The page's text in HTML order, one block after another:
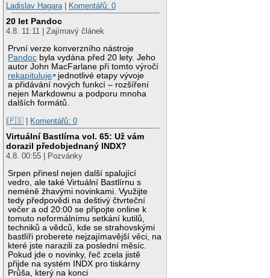
Ladislav Hagara | Komentářů: 0
20 let Pandoc
4.8. 11:11 | Zajímavý článek
První verze konverzního nástroje
Pandoc byla vydána před 20 lety. Jeho
autor John MacFarlane při tomto výročí
rekapituluje
jednotlivé etapy vývoje
a přidávání nových funkcí – rozšíření
nejen Markdownu a podporu mnoha
dalších formátů.
|🇵🇸 | Komentářů: 0
Virtuální Bastlírna vol. 65: Už vám
dorazil předobjednaný INDX?
4.8. 00:55 | Pozvánky
Srpen přinesl nejen další spalující
vedro, ale také Virtuální Bastlírnu s
neméně žhavými novinkami. Využijte
tedy předpovědi na deštivý čtvrteční
večer a od 20:00 se připojte online k
tomuto neformálnímu setkání kutilů,
techniků a vědců, kde se strahovskými
bastlíři proberete nejzajímavější věci, na
které jste narazili za poslední měsíc.
Pokud jde o novinky, řeč zcela jistě
přijde na systém INDX pro tiskárny
Průša, který na konci